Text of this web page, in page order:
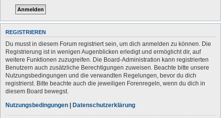
REGISTRIEREN
Du musst in diesem Forum registriert sein, um dich anmelden zu können. Die
Registrierung ist in wenigen Augenblicken erledigt und ermöglicht dir, auf
weitere Funktionen zuzugreifen. Die Board-Administration kann registrierten
Benutzern auch zusätzliche Berechtigungen zuweisen. Beachte bitte unsere
Nutzungsbedingungen und die verwandten Regelungen, bevor du dich
registrierst. Bitte beachte auch die jeweiligen Forenregeln, wenn du dich in
diesem Board bewegst.
Nutzungsbedingungen | Datenschutzerklärung